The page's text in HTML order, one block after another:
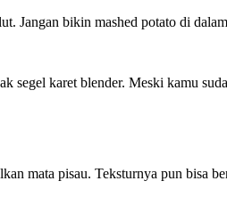
Jangan bikin mashed potato di
segel karet blender. Meski kamu
mata pisau. Teksturnya pun bisa